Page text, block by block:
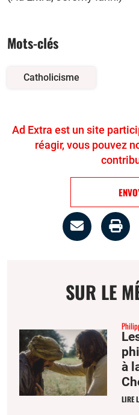
Mots-clés
Catholicisme
Ad Extra est un site
réagir, vous pouvez
Partage
par
SUR LE
à
LIRE